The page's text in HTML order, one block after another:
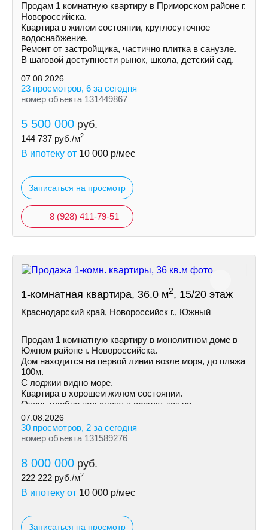
Продам 1 комнатную квартиру в Приморском районе г.
Новороссийска.
Квартира в жилом состоянии, круглосуточное
водоснабжение.
Ремонт от застройщика, частично плитка в санузле.
В шаговой доступности рынок, школа, детский сад.
07.08.2026
23 просмотров, 6 за сегодня
номер объекта 131449867
5 500 000 руб.
144 737 руб./м2
В ипотеку от 10 000 р/мес
Записаться на просмотр
8 (928) 411-79-51
1-комнатная квартира, 36.0 м2, 15/20 этаж
Краснодарский край, Новороссийск г., Южный
Продам 1 комнатную квартиру в монолитном доме в
Южном районе г. Новороссийска.
Дом находится на первой линии возле моря, до пляжа
100м.
С лоджии видно море.
Квартира в хорошем жилом состоянии.
Очень удобно под сдачу в аренду, как на
долгосрочную так и посуточно.
07.08.2026
30 просмотров, 2 за сегодня
номер объекта 131589276
8 000 000 руб.
222 222 руб./м2
В ипотеку от 10 000 р/мес
Записаться на просмотр